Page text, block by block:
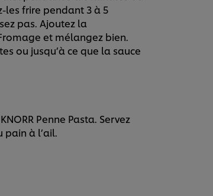
les frire pendant 3 à 5
pas. Ajoutez la
et mélangez bien.
ou jusqu’à ce que la sauce
Penne Pasta. Servez
à l’ail.